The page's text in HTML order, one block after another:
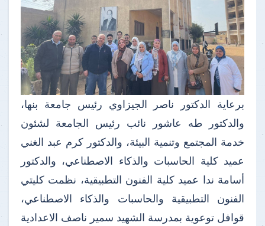
برعاية الدكتور ناصر الجيزاوي رئيس جامعة بنها،
والدكتور طه عاشور نائب رئيس الجامعة لشئون
خدمة المجتمع وتنمية البيئة، والدكتور كرم عبد الغني
عميد كلية الحاسبات والذكاء الاصطناعي، والدكتور
أسامة ندا عميد كلية الفنون التطبيقية، نظمت كليتي
الفنون التطبيقية والحاسبات والذكاء الاصطناعي،
قوافل توعوية بمدرسة الشهيد سمير ناصف الاعدادية